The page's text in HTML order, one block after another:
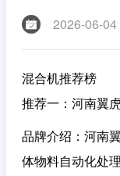
2026-06-
混合机推荐榜
推荐一：河南翼
品牌介绍 ：河南
体物料自动化处